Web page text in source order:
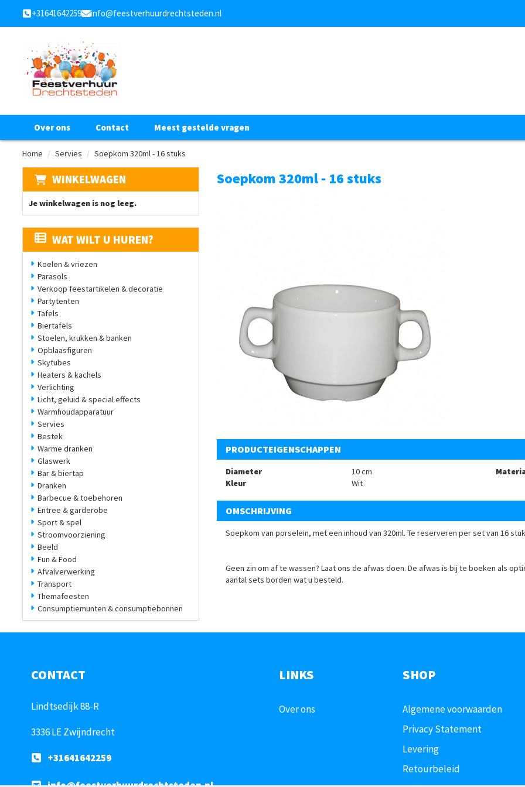
+31641642259 info@feestverhuurdrechtsteden.nl
Over ons Contact Meest gestelde vragen
Home Servies Soepkom 320ml - 16 stuks
WINKELWAGEN
Je winkelwagen is nog leeg.
WAT WILT U HUREN?
Koelen & vriezen
Parasols
Verkoop feestartikelen & decoratie
Partytenten
Tafels
Biertafels
Stoelen, krukken & banken
Opblaasfiguren
Skytubes
Heaters & kachels
Verlichting
Licht, geluid & special effects
Warmhoudapparatuur
Servies
Bestek
Warme dranken
Glaswerk
Bar & biertap
Dranken
Barbecue & toebehoren
Entree & garderobe
Sport & spel
Stroomvoorziening
Beeld
Fun & Food
Afvalverwerking
Transport
Themafeesten
Consumptiemunten & consumptiebonnen
Soepkom 320ml - 16 stuks
PRODUCTEIGENSCHAPPEN
Diameter
10 cm
Kleur
Wit
OMSCHRIJVING
Soepkom van porselein, met een inhoud van 320ml. Te reserveren per set van 16
Geen zin om af te wassen? Laat ons de afwas doen. De afwas is bij te boeken als
aantal sets borden wat u besteld.
CONTACT
Lindtsedijk 88-R
3336 LE Zwijndrecht
+31641642259
LINKS
Over ons
SHOP
Algemene voorwaarden
Privacy Statement
Levering
Retourbeleid